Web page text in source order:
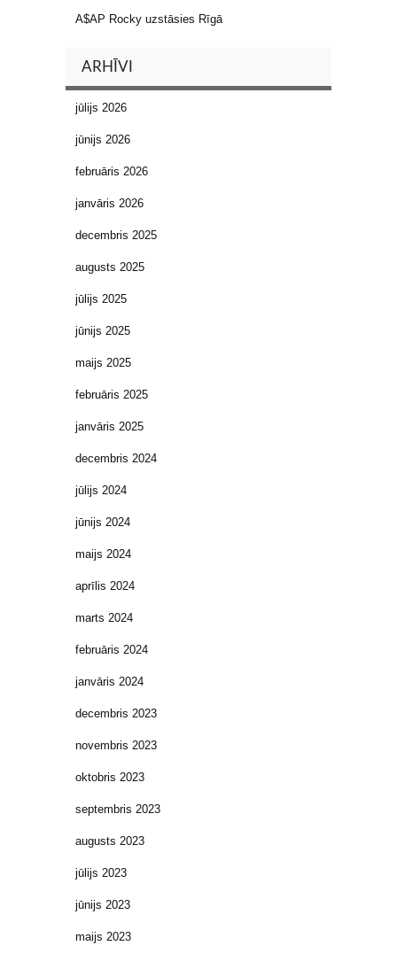
A$AP Rocky uzstāsies Rīgā
ARHĪVI
jūlijs 2026
jūnijs 2026
februāris 2026
janvāris 2026
decembris 2025
augusts 2025
jūlijs 2025
jūnijs 2025
maijs 2025
februāris 2025
janvāris 2025
decembris 2024
jūlijs 2024
jūnijs 2024
maijs 2024
aprīlis 2024
marts 2024
februāris 2024
janvāris 2024
decembris 2023
novembris 2023
oktobris 2023
septembris 2023
augusts 2023
jūlijs 2023
jūnijs 2023
maijs 2023